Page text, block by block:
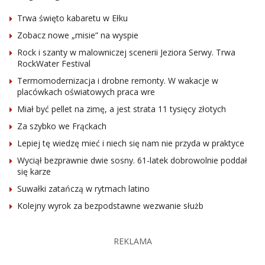
Trwa święto kabaretu w Ełku
Zobacz nowe „misie” na wyspie
Rock i szanty w malowniczej scenerii Jeziora Serwy. Trwa
RockWater Festival
Termomodernizacja i drobne remonty. W wakacje w
placówkach oświatowych praca wre
Miał być pellet na zimę, a jest strata 11 tysięcy złotych
Za szybko we Frąckach
Lepiej tę wiedzę mieć i niech się nam nie przyda w praktyce
Wyciął bezprawnie dwie sosny. 61-latek dobrowolnie poddał
się karze
Suwałki zatańczą w rytmach latino
Kolejny wyrok za bezpodstawne wezwanie służb
REKLAMA